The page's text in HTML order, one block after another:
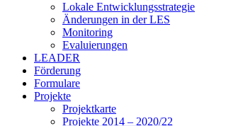
Lokale Entwicklungsstrategie
Änderungen in der LES
Monitoring
Evaluierungen
LEADER
Förderung
Formulare
Projekte
Projektkarte
Projekte 2014 – 2020/22